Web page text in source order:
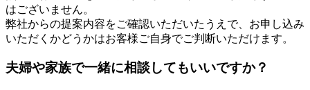
はございません。
弊社からの提案内容をご確認いただいたうえで、お申し込み
いただくかどうかはお客様ご自身でご判断いただけます。
夫婦や家族で一緒に相談してもいいですか？